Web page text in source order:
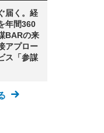
届く。経
年間360
BARの来
アプロー
ス「参謀